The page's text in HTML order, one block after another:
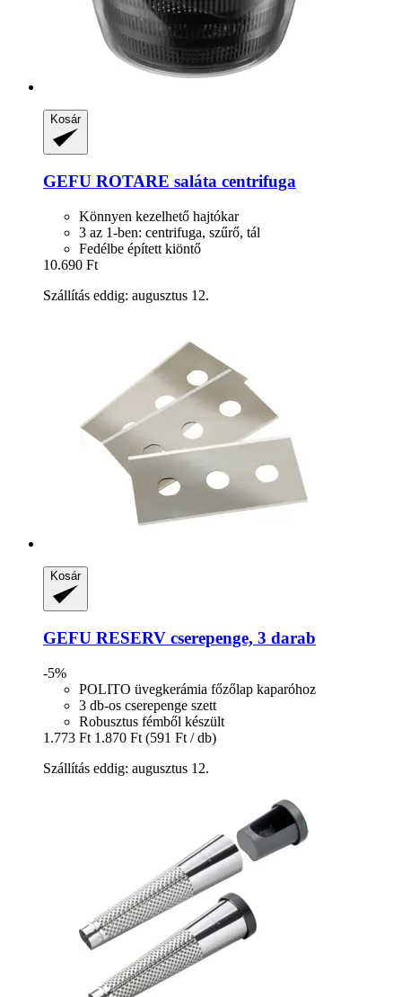
Kosár
GEFU ROTARE saláta centrifuga
Könnyen kezelhető hajtókar
3 az 1-ben: centrifuga, szűrő, tál
Fedélbe épített kiöntő
10.690 Ft
Szállítás eddig: augusztus 12.
Kosár
GEFU RESERV cserepenge, 3 darab
-5%
POLITO üvegkerámia főzőlap kaparóhoz
3 db-os cserepenge szett
Robusztus fémből készült
1.773 Ft 1.870 Ft (591 Ft / db)
Szállítás eddig: augusztus 12.